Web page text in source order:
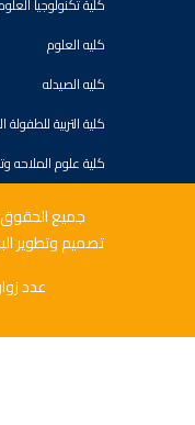
كليه العلوم
كليه الصيدله
كلية التربية للطفولة
كلية علوم الملاحه
جميع
تصميم وتطوير
عدد زوار